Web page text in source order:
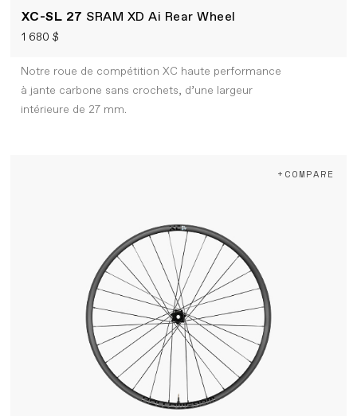
XC-SL 27 SRAM XD Ai Rear Wheel
1 680 $
Notre roue de compétition XC haute performance
à jante carbone sans crochets, d’une largeur
intérieure de 27 mm.
+COMPARE